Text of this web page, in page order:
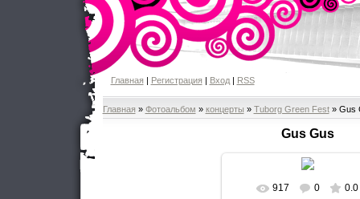
Главная| Регистрация| Вход| RSS
Главная » Фотоальбом » концерты » Tuborg Green Fest» Gus
Gus Gus
В реальном
917 0 0.0